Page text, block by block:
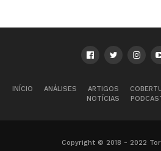
INÍCIO ANÁLISES ARTIGOS
NOTÍCIAS
Copyright © 2018 - 2022